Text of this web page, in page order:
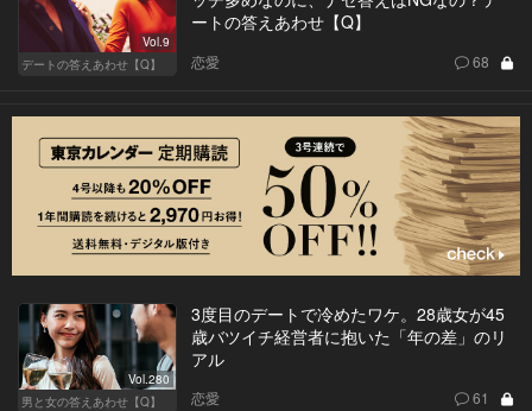
Vol.9
デートの答えあわせ【Q】
ートの答えあわせ【Q】
恋愛 68
Vol.280
男と女の答えあわせ【Q】
3度目のデートで冷めたワケ。28歳女が45
歳バツイチ経営者に抱いた「年の差」のリ
アル
恋愛 61